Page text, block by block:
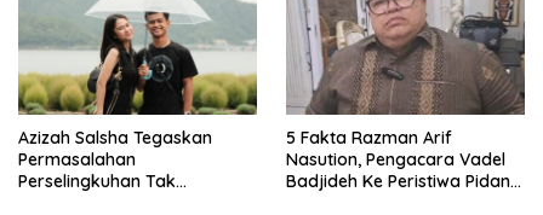
Azizah Salsha Tegaskan
Permasalahan
Perselingkuhan Tak
5 Fakta Razman Arif
Nasution, Pengacara Vadel
Badjideh Ke Peristiwa Pidana